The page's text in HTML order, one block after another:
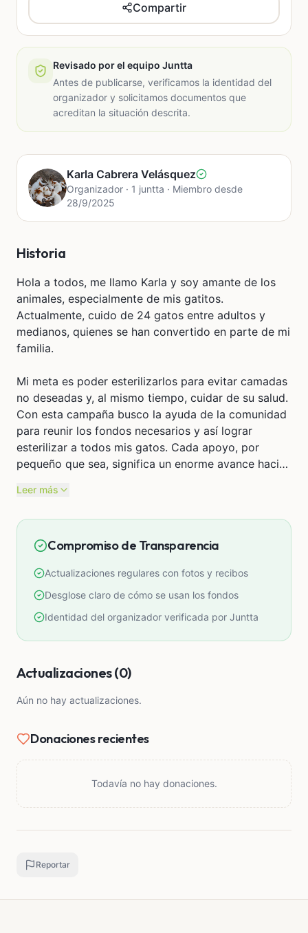
Compartir
Revisado por el equipo Juntta
Antes de publicarse, verificamos la identidad del
organizador y solicitamos documentos que
acreditan la situación descrita.
Karla Cabrera Velásquez
Organizador · 1 juntta · Miembro desde
28/9/2025
Historia
Hola a todos, me llamo Karla y soy amante de los
animales, especialmente de mis gatitos.
Actualmente, cuido de 24 gatos entre adultos y
medianos, quienes se han convertido en parte de mi
familia.
Mi meta es poder esterilizarlos para evitar camadas
no deseadas y, al mismo tiempo, cuidar de su salud.
Con esta campaña busco la ayuda de la comunidad
para reunir los fondos necesarios y así lograr
esterilizar a todos mis gatos. Cada apoyo, por
pequeño que sea, significa un enorme avance hacia
Leer más
Compromiso de Transparencia
Actualizaciones regulares con fotos y recibos
Desglose claro de cómo se usan los fondos
Identidad del organizador verificada por Juntta
Actualizaciones (0)
Aún no hay actualizaciones.
Donaciones recientes
Todavía no hay donaciones.
Reportar